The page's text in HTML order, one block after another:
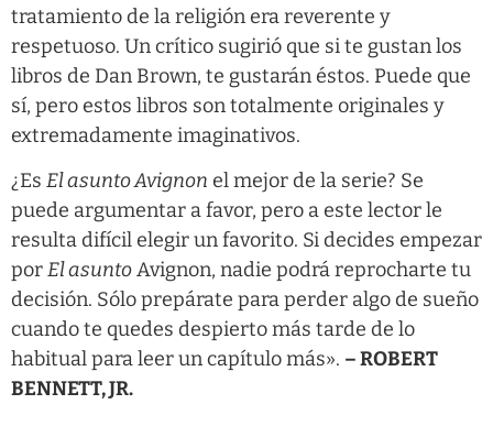
tratamiento de la religión era reverente y
respetuoso. Un crítico sugirió que si te gustan los
libros de Dan Brown, te gustarán éstos. Puede que
sí, pero estos libros son totalmente originales y
extremadamente imaginativos.
¿Es El asunto Avignon el mejor de la serie? Se
puede argumentar a favor, pero a este lector le
resulta difícil elegir un favorito. Si decides empezar
porEl asuntoAvignon, nadie podrá reprocharte tu
decisión. Sólo prepárate para perder algo de sueño
cuando te quedes despierto más tarde de lo
habitual para leer un capítulo más». – ROBERT
BENNETT, JR.